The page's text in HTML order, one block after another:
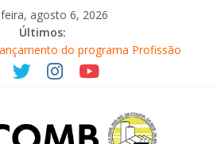
agosto 6, 2026
Últimos:
do programa Profissão
realiza mais uma edição do Café na
realiza avaliação das contas do